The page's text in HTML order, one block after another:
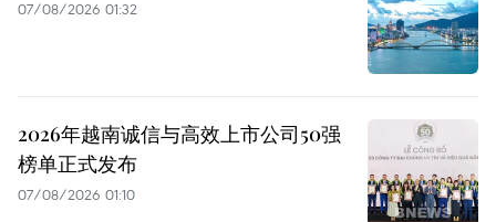
07/08/2026 01:32
2026年越南诚信与高效上市公司50强
榜单正式发布
07/08/2026 01:10